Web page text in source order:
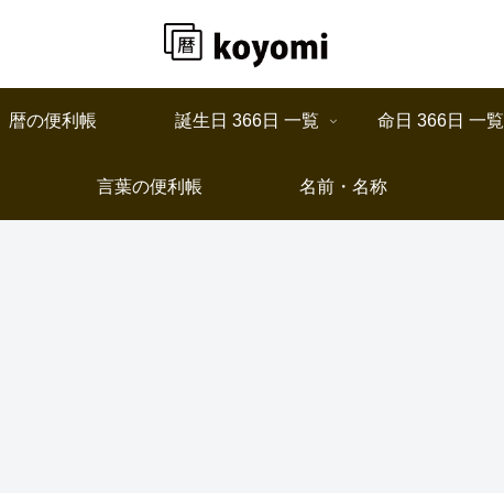
暦の便利帳 誕生日 366日 一覧 命日 366日 一覧
言葉の便利帳 名前・名称